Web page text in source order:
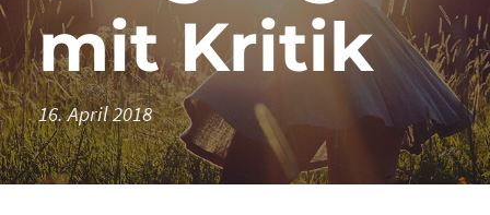
mit Kritik
16. April 2018